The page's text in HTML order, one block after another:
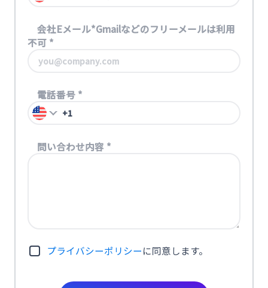
会社Eメール*Gmailなどのフリーメールは利用
不可 *
電話番号 *
問い合わせ内容 *
プライバシーポリシーに同意します。